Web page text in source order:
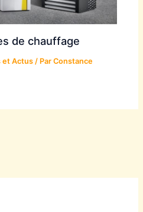
de chauffage
et Actus / ParConstance